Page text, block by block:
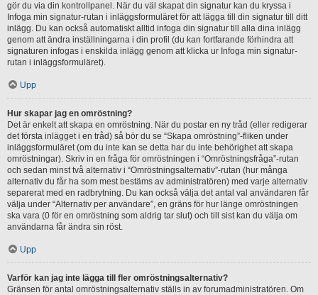
gör du via din kontrollpanel. När du väl skapat din signatur kan du kryssa i
Infoga min signatur-rutan i inläggsformuläret för att lägga till din signatur till ditt
inlägg. Du kan också automatiskt alltid infoga din signatur till alla dina inlägg
genom att ändra inställningarna i din profil (du kan fortfarande förhindra att
signaturen infogas i enskilda inlägg genom att klicka ur Infoga min signatur-
rutan i inläggsformuläret).
Upp
Hur skapar jag en omröstning?
Det är enkelt att skapa en omröstning. När du postar en ny tråd (eller redigerar
det första inlägget i en tråd) så bör du se “Skapa omröstning”-fliken under
inläggsformuläret (om du inte kan se detta har du inte behörighet att skapa
omröstningar). Skriv in en fråga för omröstningen i “Omröstningsfråga”-rutan
och sedan minst två alternativ i “Omröstningsalternativ”-rutan (hur många
alternativ du får ha som mest bestäms av administratören) med varje alternativ
separerat med en radbrytning. Du kan också välja det antal val användaren får
välja under “Alternativ per användare”, en gräns för hur länge omröstningen
ska vara (0 för en omröstning som aldrig tar slut) och till sist kan du välja om
användarna får ändra sin röst.
Upp
Varför kan jag inte lägga till fler omröstningsalternativ?
Gränsen för antal omröstningsalternativ ställs in av forumadministratören. Om